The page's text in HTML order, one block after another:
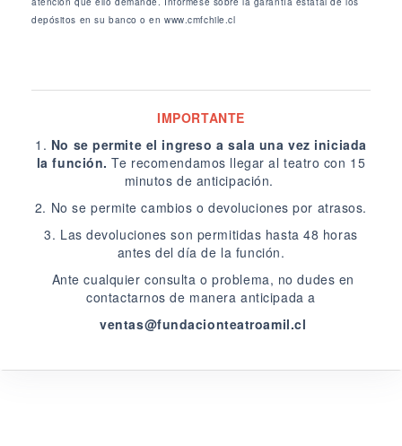
depósitos en su banco o en www.cmfchile.cl
IMPORTANTE
1. No se permite el ingreso a sala una vez iniciada
la función.Te recomendamos llegar al teatro con 15
minutos de anticipación.
2. No se permite cambios o devoluciones por atrasos.
3. Las devoluciones son permitidas hasta 48 horas
antes del día de la función.
Ante cualquier consulta o problema, no dudes en
contactarnos de manera anticipada a
ventas@fundacionteatroamil.cl